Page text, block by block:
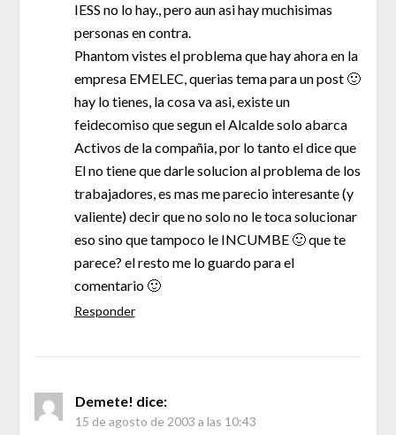
IESS no lo hay., pero aun asi hay muchisimas
personas en contra.
Phantom vistes el problema que hay ahora en la
empresa EMELEC, querias tema para un post 🙂
hay lo tienes, la cosa va asi, existe un
feidecomiso que segun el Alcalde solo abarca
Activos de la compañia, por lo tanto el dice que
El no tiene que darle solucion al problema de los
trabajadores, es mas me parecio interesante (y
valiente) decir que no solo no le toca solucionar
eso sino que tampoco le INCUMBE 🙂 que te
parece? el resto me lo guardo para el
comentario 🙂
Responder
Demete! dice:
15 de agosto de 2003 a las 10:43